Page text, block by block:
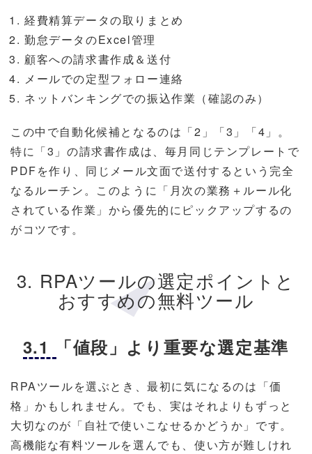
経費精算データの取りまとめ
勤怠データのExcel管理
顧客への請求書作成＆送付
メールでの定型フォロー連絡
ネットバンキングでの振込作業（確認のみ）
この中で自動化候補となるのは「2」「3」「4」。
特に「3」の請求書作成は、毎月同じテンプレートで
PDFを作り、同じメール文面で送付するという完全
なるルーチン。このように「月次の業務＋ルール化
されている作業」から優先的にピックアップするの
がコツです。
3. RPAツールの選定ポイントと
おすすめの無料ツール
3.1 「値段」より重要な選定基準
RPAツールを選ぶとき、最初に気になるのは「価
格」かもしれません。でも、実はそれよりもずっと
大切なのが「自社で使いこなせるかどうか」です。
高機能な有料ツールを選んでも、使い方が難しけれ